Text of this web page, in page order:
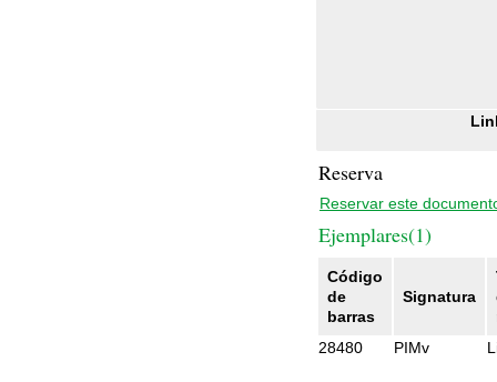
Reserva
Reservar este
Ejemplares(1)
Código
de
barras
Signatura
28480
PIMv